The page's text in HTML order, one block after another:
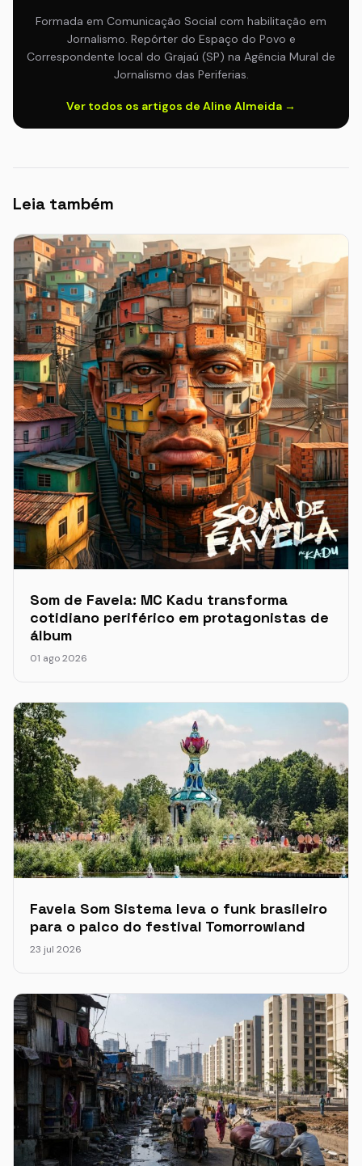
Formada em Comunicação Social com habilitação em
Jornalismo. Repórter do Espaço do Povo e
Correspondente local do Grajaú (SP) na Agência Mural de
Jornalismo das Periferias.
Ver todos os artigos de Aline Almeida →
Leia também
Som de Favela: MC Kadu transforma
cotidiano periférico em protagonistas de
álbum
01 ago 2026
Favela Som Sistema leva o funk brasileiro
para o palco do festival Tomorrowland
23 jul 2026